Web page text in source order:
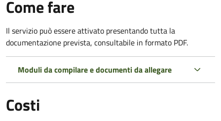
Come fare
Il servizio può essere attivato presentando tutta la
documentazione prevista, consultabile in formato PDF.
Moduli da compilare e documenti da allegare
Costi